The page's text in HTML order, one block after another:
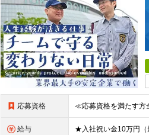
応募資格
給与